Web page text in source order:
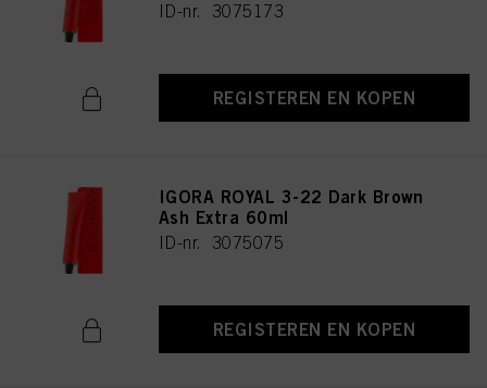
ID-nr. 3075173
REGISTEREN EN KOPEN
IGORA ROYAL 3-22 Dark Brown
Ash Extra 60ml
ID-nr. 3075075
REGISTEREN EN KOPEN